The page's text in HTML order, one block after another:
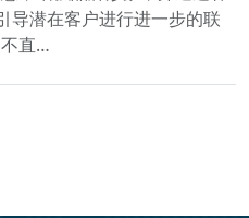
导潜在客户进行进一步的联
直…